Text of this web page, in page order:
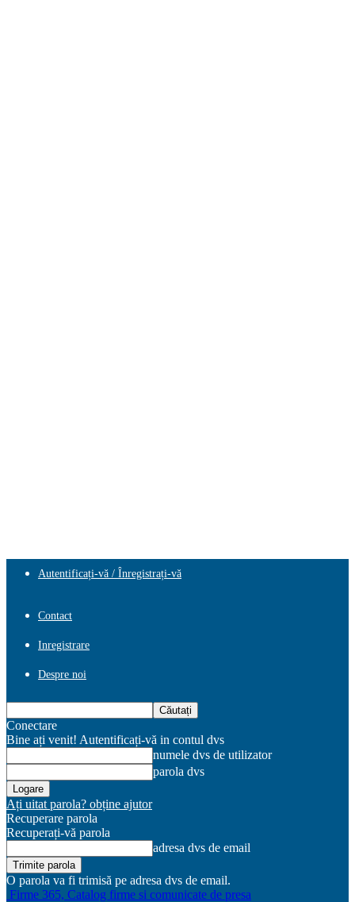
Autentificați-vă / Înregistrați-vă
Contact
Inregistrare
Despre noi
Conectare
Bine ați venit! Autentificați-vă in contul dvs
numele dvs de utilizator
parola dvs
Ați uitat parola? obține ajutor
Recuperare parola
Recuperați-vă parola
adresa dvs de email
O parola va fi trimisă pe adresa dvs de email.
Firme 365, Catalog firme si comunicate de presa